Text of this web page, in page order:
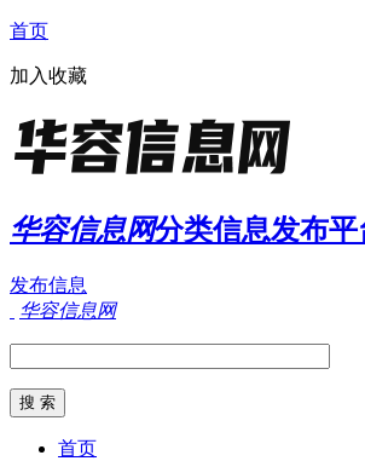
首页
加入收藏
华容信息网分类信息发布平
发布信息
华容信息网
首页